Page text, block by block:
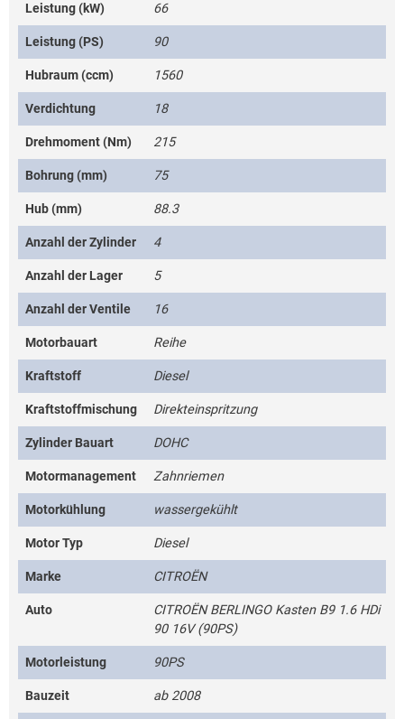
Leistung (kW) 66
Leistung (PS) 90
Hubraum (ccm) 1560
Verdichtung 18
Drehmoment (Nm) 215
Bohrung (mm) 75
Hub (mm) 88.3
Anzahl der Zylinder 4
Anzahl der Lager 5
Anzahl der Ventile 16
Motorbauart Reihe
Kraftstoff Diesel
Kraftstoffmischung Direkteinspritzung
Zylinder Bauart DOHC
Motormanagement Zahnriemen
Motorkühlung wassergekühlt
Motor Typ Diesel
Marke CITROËN
Auto
CITROËN BERLINGO Kasten B9 1.6 HDi
90 16V (90PS)
Motorleistung 90PS
Bauzeit ab 2008